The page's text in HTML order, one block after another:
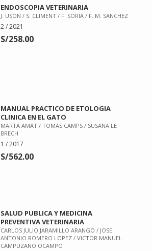
ENDOSCOPIA VETERINARIA
J. USON / S. CLIMENT / F. SORIA / F. M. SANCHEZ
2 / 2021
S/258.00
MANUAL PRACTICO DE ETOLOGIA
CLINICA EN EL GATO
MARTA AMAT / TOMAS CAMPS / SUSANA LE
BRECH
1 / 2017
S/562.00
SALUD PUBLICA Y MEDICINA
PREVENTIVA VETERINARIA
CARLOS JULIO JARAMILLO ARANGO / JOSE
ANTONIO ROMERO LOPEZ / VICTOR MANUEL
CAMPUZANO OCAMPO